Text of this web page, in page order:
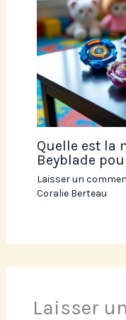
Quelle est la
Beyblade
Laisser un
Coralie Berteau
Laisser